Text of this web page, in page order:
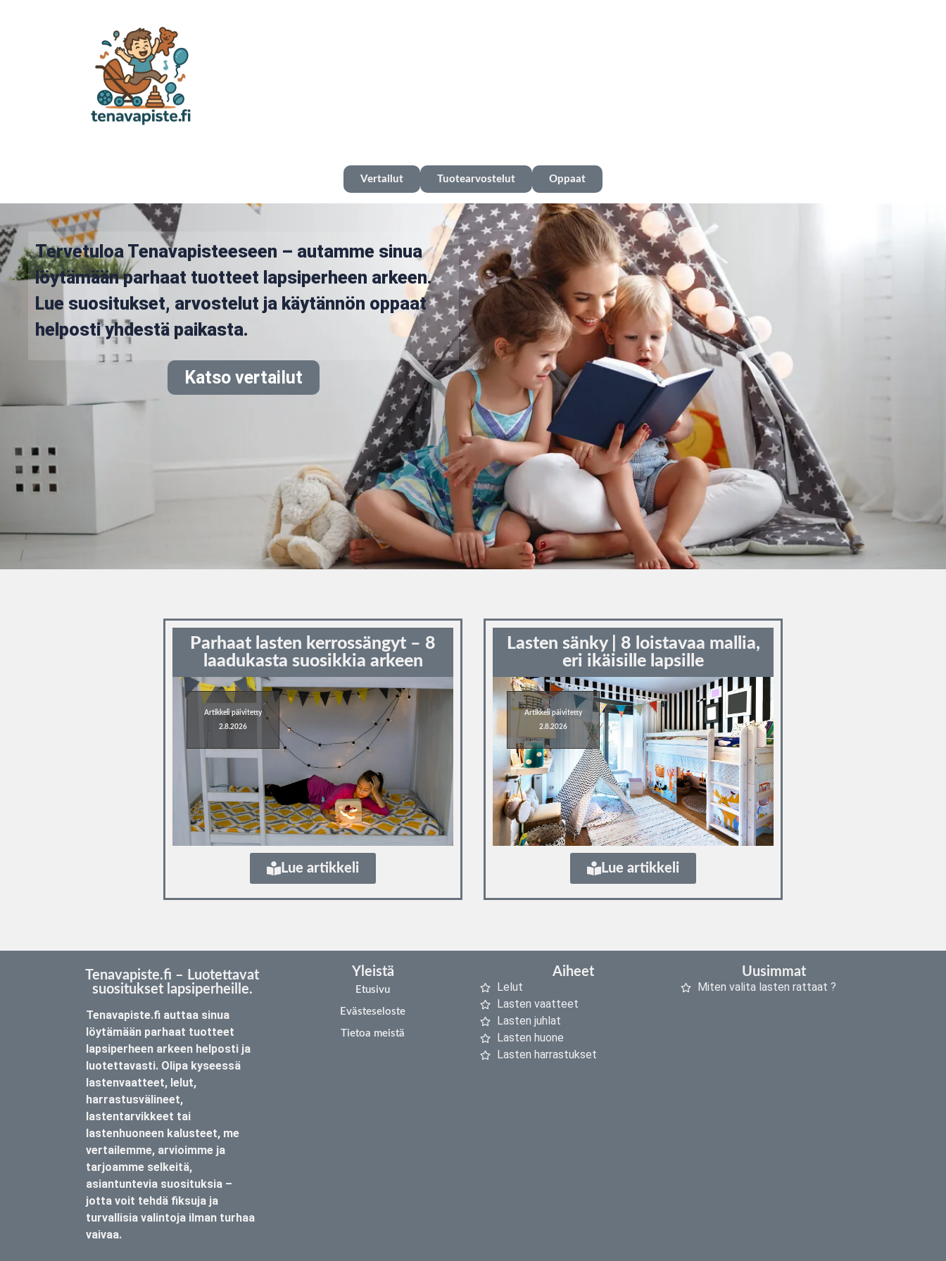
Vertailut Tuotearvostelut Oppaat
Tervetuloa Tenavapisteeseen – autamme sinua
löytämään parhaat tuotteet lapsiperheen arkeen.
Lue suositukset, arvostelut ja käytännön oppaat
helposti yhdestä paikasta.
Katso vertailut
Parhaat lasten kerrossängyt – 8
laadukasta suosikkia arkeen
Artikkeli päivitetty
2.8.2026
Lue artikkeli
Lasten sänky | 8 loistavaa mallia,
eri ikäisille lapsille
Artikkeli päivitetty
2.8.2026
Lue artikkeli
Tenavapiste.fi – Luotettavat
suositukset lapsiperheille.
Tenavapiste.fi auttaa sinua
löytämään parhaat tuotteet
lapsiperheen arkeen helposti ja
luotettavasti. Olipa kyseessä
lastenvaatteet, lelut,
harrastusvälineet,
lastentarvikkeet tai
lastenhuoneen kalusteet, me
vertailemme, arvioimme ja
tarjoamme selkeitä,
asiantuntevia suosituksia –
jotta voit tehdä fiksuja ja
turvallisia valintoja ilman turhaa
vaivaa.
Yleistä
Etusivu
Evästeseloste
Tietoa meistä
Aiheet
Lelut
Lasten vaatteet
Lasten juhlat
Lasten huone
Lasten harrastukset
Uusimmat
Miten valita lasten rattaat ?